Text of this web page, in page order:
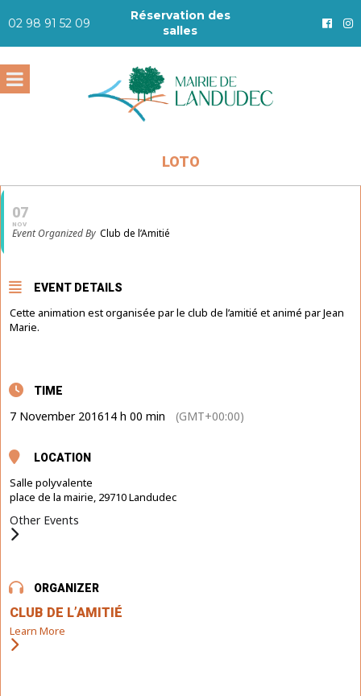
02 98 91 52 09
Réservation des
salles
LOTO
07
NOV
Event Organized By Club de l’Amitié
EVENT DETAILS
Cette animation est organisée par le club de l’amitié et animé par Jean
Marie.
TIME
7 November 201614 h 00 min (GMT+00:00)
LOCATION
Salle polyvalente
place de la mairie, 29710 Landudec
Other Events
ORGANIZER
CLUB DE L’AMITIÉ
Learn More